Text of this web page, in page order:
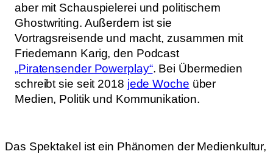
aber mit Schauspielerei und politischem
Ghostwriting. Außerdem ist sie
Vortragsreisende und macht, zusammen mit
Friedemann Karig, den Podcast
„Piratensender Powerplay“. Bei Übermedien
schreibt sie seit 2018 jede Woche über
Medien, Politik und Kommunikation.
Das Spektakel ist ein Phänomen der Medienkultur,